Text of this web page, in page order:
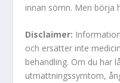
innan sömn. Men börja
Disclaimer:
och ersätter inte
behandling. Om du har
utmattningssymtom,